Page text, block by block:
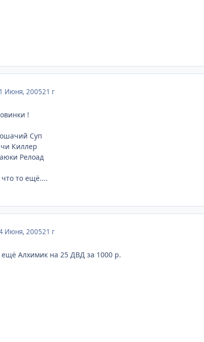
Июня, 200521 г
!
Суп
Киллер
Релоад
что то ещё....
Июня, 200521 г
Алхимик на 25 ДВД за 1000 р.